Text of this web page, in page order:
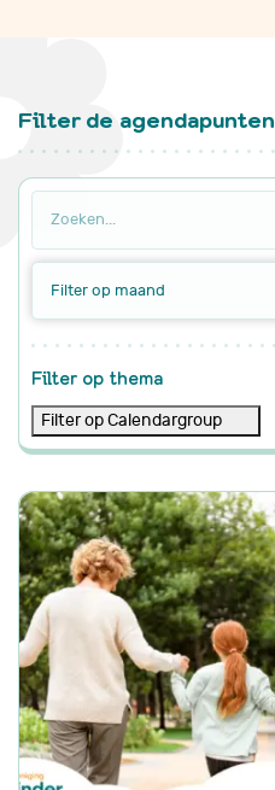
Filter de agendapunten
Filter op maand
Filter op thema
Filter op Calendargroup